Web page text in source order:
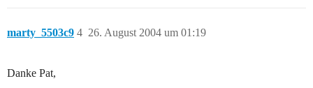
marty_5503c9 26. August 2004 um 01:19
4
Danke Pat,